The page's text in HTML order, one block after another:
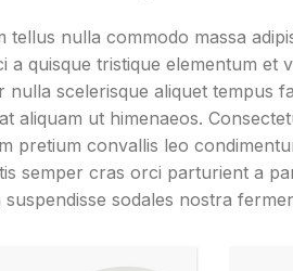
tellus nulla commodo massa
a quisque tristique elementum et
nulla scelerisque aliquet tempus
aliquam ut himenaeos.
pretium convallis leo
semper cras orci parturient a
sodales nostra